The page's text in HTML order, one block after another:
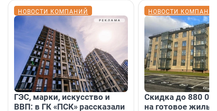
НОВОСТИ КОМПАНИЙ
ГЭС, марки, искусство и
ВВП: в ГК «ПСК» рассказали
НОВОСТИ
Скидка до 880
на готовое